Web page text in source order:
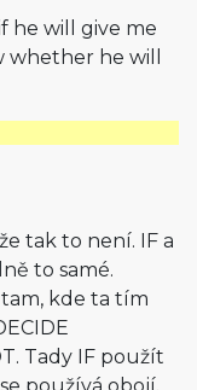
he will give me
whether he will
tak to není. IF a
to samé.
kde ta tím
Tady IF použít